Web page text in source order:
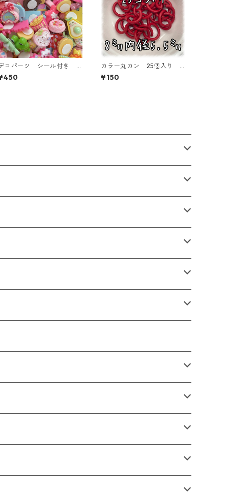
コパーツ シール付き 5
個入り 貼り付けパーツ
【DP-stype-50ｐ】
カラー丸カン 25個入り 8
㎜ レッド【MCC-RED】
¥150